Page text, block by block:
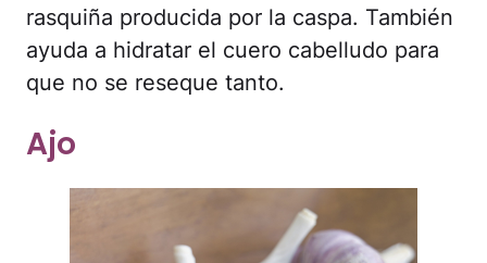
rasquiña producida por la caspa. También
ayuda a hidratar el cuero cabelludo para
que no se reseque tanto.
Ajo